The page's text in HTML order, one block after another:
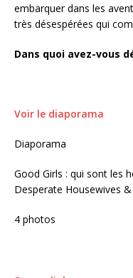
embarquer dans les
très désespérées qui
Dans quoi avez-vous
Voir le diaporama
Diaporama
Good Girls : qui sont les
Desperate Housewives
4 photos